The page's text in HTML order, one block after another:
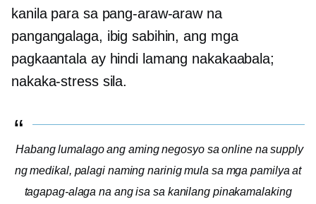
kanila para sa pang-araw-araw na
pangangalaga, ibig sabihin, ang mga
pagkaantala ay hindi lamang nakakaabala;
nakaka-stress sila.
Habang lumalago ang aming negosyo sa online na supply
ng medikal, palagi naming narinig mula sa mga pamilya at
tagapag-alaga na ang isa sa kanilang pinakamalaking